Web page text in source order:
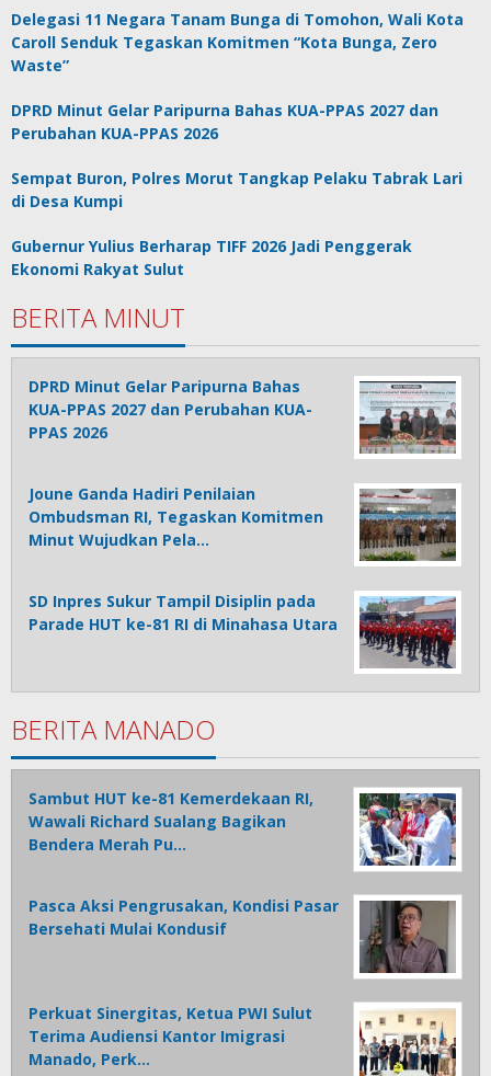
Delegasi 11 Negara Tanam Bunga di Tomohon, Wali Kota
Caroll Senduk Tegaskan Komitmen “Kota Bunga, Zero
Waste”
DPRD Minut Gelar Paripurna Bahas KUA-PPAS 2027 dan
Perubahan KUA-PPAS 2026
Sempat Buron, Polres Morut Tangkap Pelaku Tabrak Lari
di Desa Kumpi
Gubernur Yulius Berharap TIFF 2026 Jadi Penggerak
Ekonomi Rakyat Sulut
BERITA MINUT
DPRD Minut Gelar Paripurna Bahas
KUA-PPAS 2027 dan Perubahan KUA-
PPAS 2026
Joune Ganda Hadiri Penilaian
Ombudsman RI, Tegaskan Komitmen
Minut Wujudkan Pela…
SD Inpres Sukur Tampil Disiplin pada
Parade HUT ke-81 RI di Minahasa Utara
BERITA MANADO
Sambut HUT ke-81 Kemerdekaan RI,
Wawali Richard Sualang Bagikan
Bendera Merah Pu…
Pasca Aksi Pengrusakan, Kondisi Pasar
Bersehati Mulai Kondusif
Perkuat Sinergitas, Ketua PWI Sulut
Terima Audiensi Kantor Imigrasi
Manado, Perk…